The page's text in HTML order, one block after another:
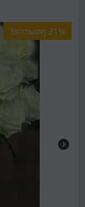
Έκπτωση 31%